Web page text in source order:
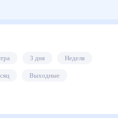
3 дня Неделя
Выходные